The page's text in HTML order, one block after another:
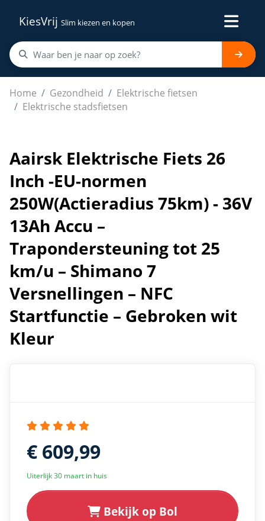
KiesVrij Slim kiezen en kopen
Home Gezondheid
Elektrische fietsen
Elektrische stadsfietsen
Aairsk Elektrische Fiets 26 Inch -EU-normen
Aairsk Elektrische Fiets 26
Inch -EU-normen
250W(Actieradius 75km) - 36V
13Ah Accu –
Trapondersteuning tot 25
km/u – Shimano 7
Versnellingen – NFC
Startfunctie – Gebroken wit
Kleur
€ 609,99
Uiterlijk 30 maart in huis
Bekijk op Bol